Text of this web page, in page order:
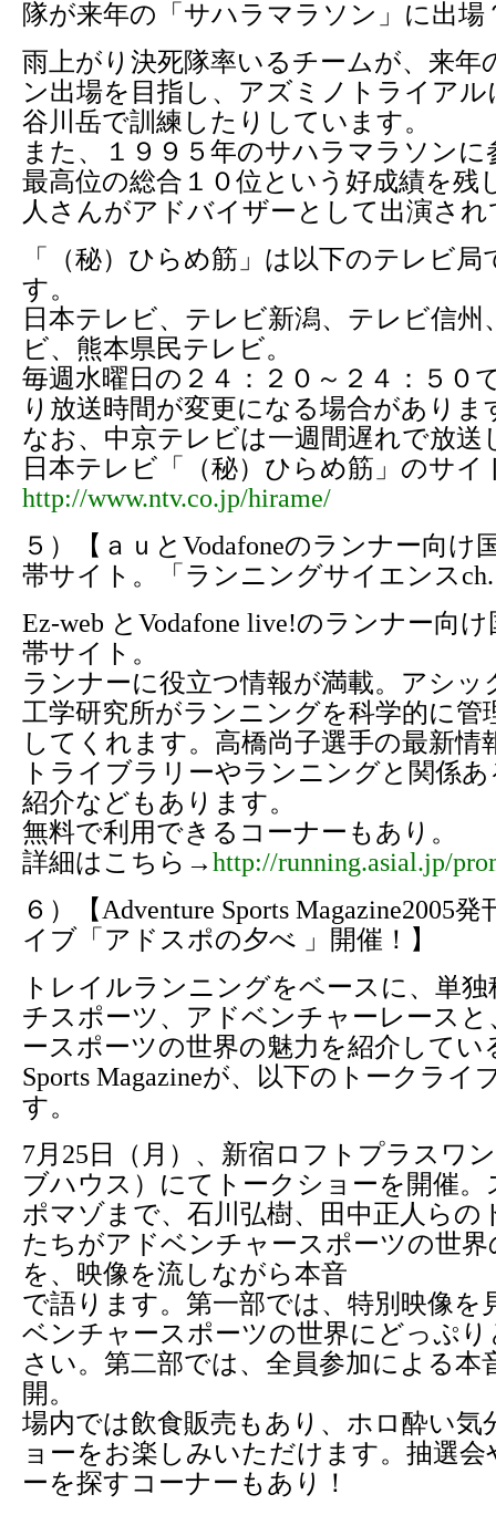
隊が来年の「サハラマラソン」に出場
雨上がり決死隊率いるチームが、来年
ン出場を目指し、アズミノトライア
谷川岳で訓練したりしています。
また、１９９５年のサハラマラソンに
最高位の総合１０位という好成績を残
人さんがアドバイザーとして出演さ
「（秘）ひらめ筋」は以下のテレビ
す。
日本テレビ、テレビ新潟、テレビ信州
ビ、熊本県民テレビ。
毎週水曜日の２４：２０～２４：５０
り放送時間が変更になる場合がありま
なお、中京テレビは一週間遅れで放送
日本テレビ「（秘）ひらめ筋」のサイ
http://www.ntv.co.jp/hirame/
５）【ａｕとVodafoneのランナー向け
帯サイト。「ランニングサイエンス
Ez-web とVodafone live!のランナー向
帯サイト。
ランナーに役立つ情報が満載。アシッ
工学研究所がランニングを科学的に管
してくれます。高橋尚子選手の最新情
トライブラリーやランニングと関係
紹介などもあります。
無料で利用できるコーナーもあり。
詳細はこちら→http://running.asial.jp/
６）【Adventure Sports Magazine2005
イブ「アドスポの夕べ 」開催！】
トレイルランニングをベースに、単
チスポーツ、アドベンチャーレース
ースポーツの世界の魅力を紹介してい
Sports Magazineが、以下のトークライ
す。
7月25日（月）、新宿ロフトプラスワ
ブハウス）にてトークショーを開催
ポマゾまで、石川弘樹、田中正人らの
たちがアドベンチャースポーツの世
を、映像を流しながら本音
で語ります。第一部では、特別映像を
ベンチャースポーツの世界にどっぷ
さい。第二部では、全員参加による本
開。
場内では飲食販売もあり、ホロ酔い気
ョーをお楽しみいただけます。抽選
ーを探すコーナーもあり！